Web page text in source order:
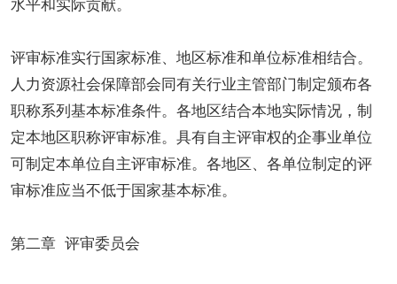
评审标准实行国家标准、地区标准和单位标准相结合。
人力资源社会保障部会同有关行业主管部门制定颁布各
职称系列基本标准条件。各地区结合本地实际情况，制
定本地区职称评审标准。具有自主评审权的企事业单位
可制定本单位自主评审标准。各地区、各单位制定的评
审标准应当不低于国家基本标准。
第二章 评审委员会